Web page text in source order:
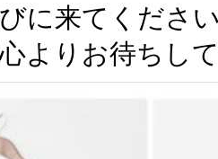
に来てくださ
よりお待ちし